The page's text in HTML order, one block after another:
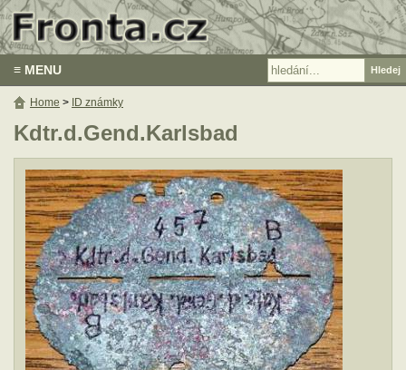
≡ MENU
Kdtr.d.Gend.Karlsbad
Home > ID známky